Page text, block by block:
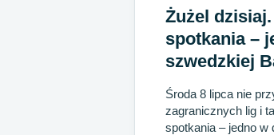
Żużel
spotkania –
szwedzkiej
Środa 8 lipca nie
zagranicznych lig i
spotkania – jedno w